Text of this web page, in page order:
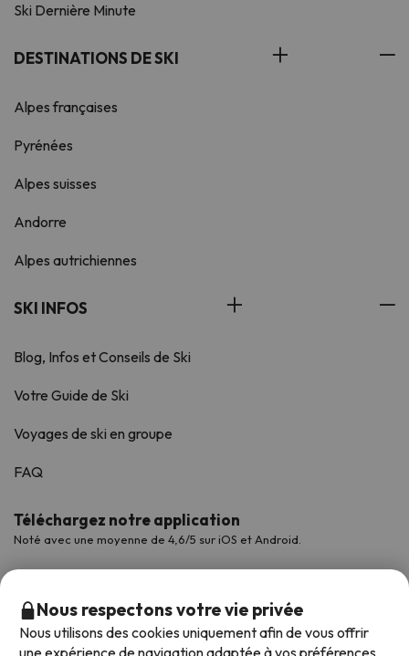
Ski Dernière Minute
DESTINATIONS DE SKI
Alpes françaises
Pyrénées
Alpes suisses
Andorre
Alpes autrichiennes
SKI INFOS
Blog, Infos et Conseils de Ski
Votre Guide de Ski
Voyages de ski en groupe
FAQ
Téléchargez notre application
Noté avec une moyenne de 4,6/5 sur iOS et Android.
Nous respectons votre vie privée
Nous utilisons des cookies uniquement afin de vous offrir
une expérience de navigation adaptée à vos préférences